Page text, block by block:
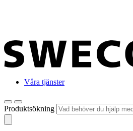
Våra tjänster
Produktsökning